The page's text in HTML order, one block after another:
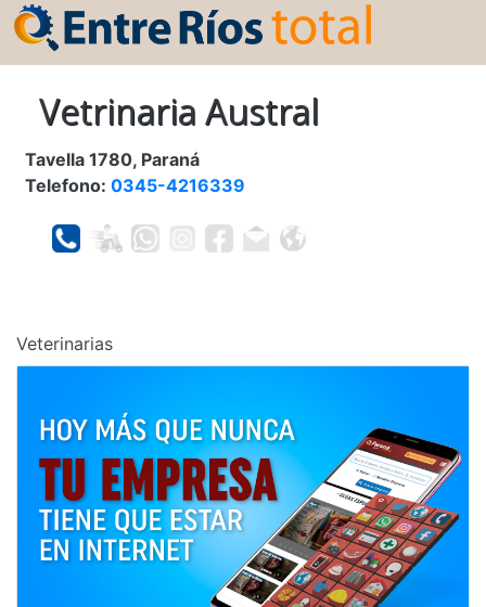
Vetrinaria Austral
Tavella 1780, Paraná
Telefono: 0345-4216339
Veterinarias